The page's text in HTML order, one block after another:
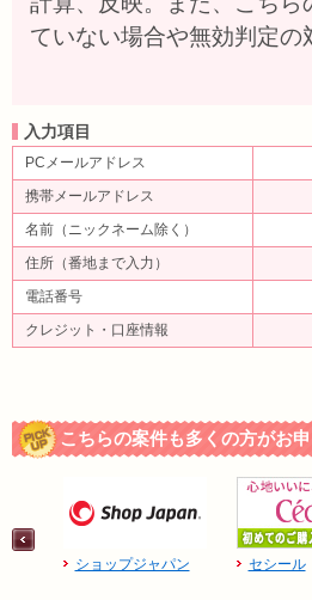
ていない場合や無効判定
入力項目
PCメールアドレス
携帯メールアドレス
名前（ニックネーム除く）
住所（番地まで入力）
電話番号
クレジット・口座情報
こちらの案件も多くの方がお
ショップジャパン セシール